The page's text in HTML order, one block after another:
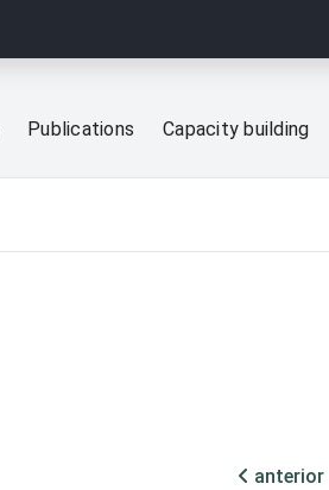
Publications Capacity building
anterior